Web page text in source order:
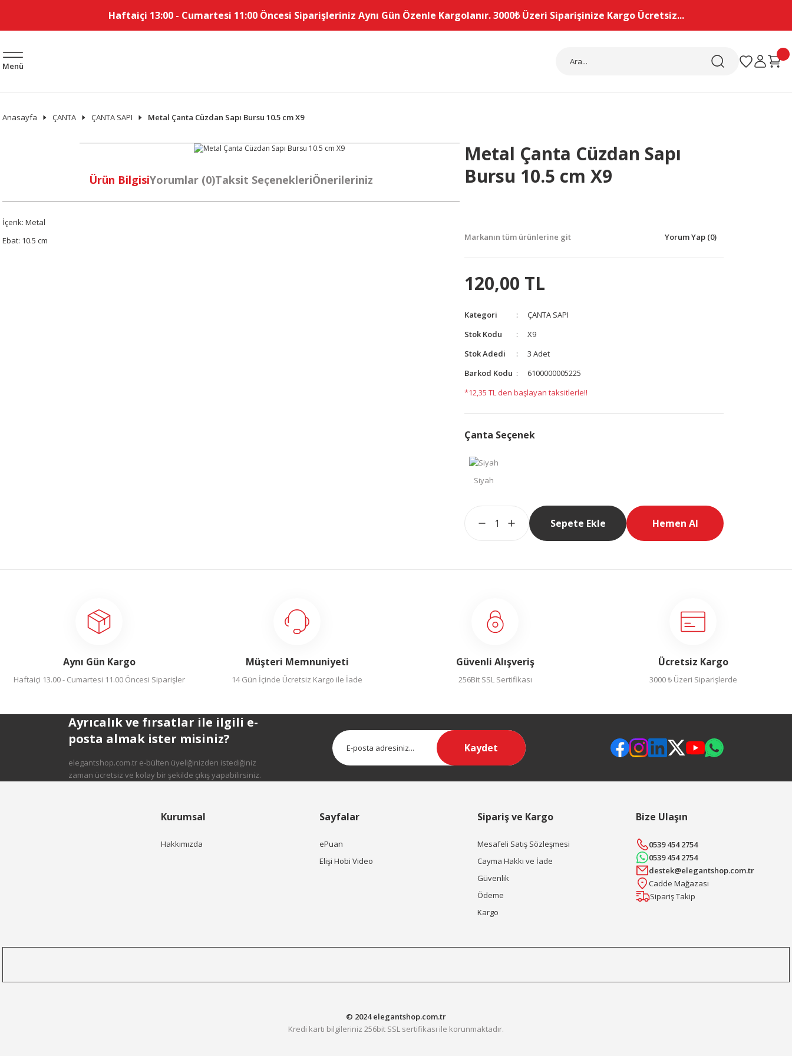
Haftaiçi 13:00 - Cumartesi 11:00 Öncesi Siparişleriniz Aynı Gün Özenle Kargolanır. 3000₺ Üzeri Siparişinize Kargo Ücretsiz...
Menü
Anasayfa ÇANTA ÇANTA SAPI Metal Çanta Cüzdan Sapı Bursu 10.5 cm X9
Ürün BilgisiYorumlar (0)Taksit SeçenekleriÖnerileriniz
İçerik: Metal
Ebat: 10.5 cm
Metal Çanta Cüzdan Sapı
Bursu 10.5 cm X9
Markanın tüm ürünlerine git Yorum Yap (0)
120,00 TL
Kategori
ÇANTA SAPI
Stok Kodu
X9
Stok Adedi
3 Adet
Barkod Kodu
6100000005225
*12,35 TL den başlayan taksitlerle!!
Çanta Seçenek
Sepete Ekle Hemen Al
Aynı Gün Kargo
Haftaiçi 13.00 - Cumartesi 11.00 Öncesi Siparişler
Müşteri Memnuniyeti
14 Gün İçinde Ücretsiz Kargo ile İade
Güvenli Alışveriş
256Bit SSL Sertifikası
Ücretsiz Kargo
3000 ₺ Üzeri Siparişlerde
Ayrıcalık ve fırsatlar ile ilgili e-
posta almak ister misiniz?
elegantshop.com.tr e-bülten üyeliğinizden istediğiniz
zaman ücretsiz ve kolay bir şekilde çıkış yapabilirsiniz.
Kaydet
Kurumsal
Hakkımızda
Sayfalar
ePuan
Elişi Hobi Video
Sipariş ve Kargo
Mesafeli Satış Sözleşmesi
Cayma Hakkı ve İade
Güvenlik
Ödeme
Kargo
Bize Ulaşın
0539 454 2754
0539 454 2754
destek@elegantshop.com.tr
Cadde Mağazası
Sipariş Takip
© 2024 elegantshop.com.tr
Kredi kartı bilgileriniz 256bit SSL sertifikası ile korunmaktadır.